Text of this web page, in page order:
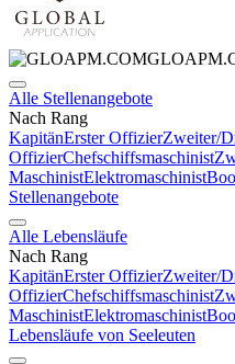
Alle Stellenangebote
Nach Rang
KapitänErster OffizierZweiter/
OffizierChefschiffsmaschinist
MaschinistElektromaschinist
Stellenangebote
Alle Lebensläufe
Nach Rang
KapitänErster OffizierZweiter/
OffizierChefschiffsmaschinist
MaschinistElektromaschinist
Lebensläufe von Seeleuten